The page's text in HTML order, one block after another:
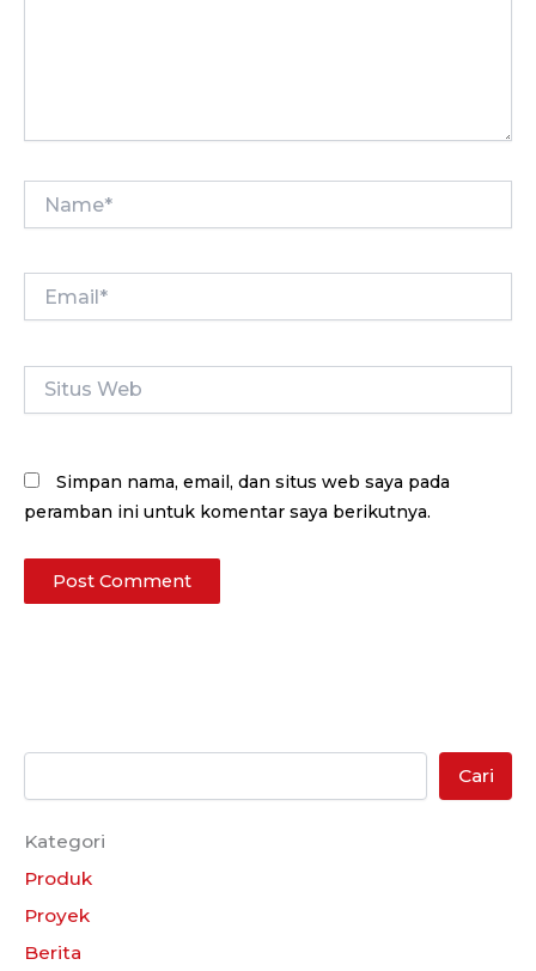
Web
Simpan nama, email, dan situs web saya pada
peramban ini untuk komentar saya berikutnya.
Cari
Kategori
Produk
Proyek
Berita